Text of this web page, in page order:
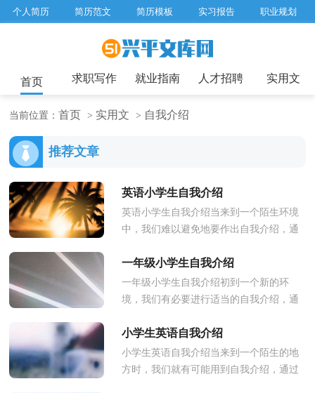
个人简历 简历范文 简历模板 实习报告 职业规划
工作总结 辞职报告
首页 求职写作 就业指南 人才招聘 实用文
当前位置：首页 > 实用文 > 自我介绍
推荐文章
英语小学生自我介绍
英语小学生自我介绍当来到一个陌生环境
中，我们难以避免地要作出自我介绍，通
我介绍应该包括什么内容呢？下...
一年级小学生自我介绍
一年级小学生自我介绍初到一个新的环
境，我们有必要进行适当的自我介绍，通
我介绍有什么格式呢？下面是小编...
小学生英语自我介绍
小学生英语自我介绍当来到一个陌生的地
方时，我们就有可能用到自我介绍，通过